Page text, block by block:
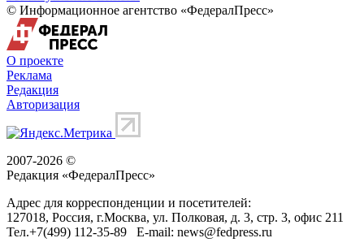
© Информационное агентство «ФедералПресс»
О проекте
Реклама
Редакция
Авторизация
2007-2026 ©
Редакция «ФедералПресс»
Адрес для корреспонденции и посетителей:
127018, Россия, г.Москва, ул. Полковая, д. 3, стр. 3, офис 211
Тел.+7(499) 112-35-89 E-mail: news@fedpress.ru